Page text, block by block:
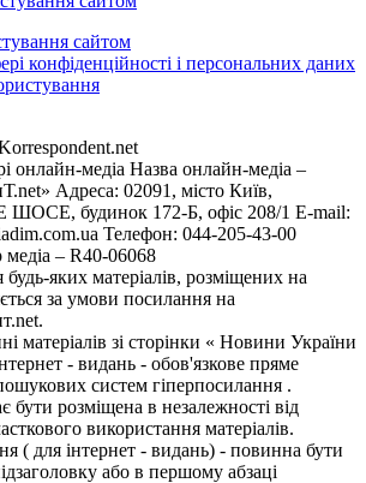
сайтом
конфіденційності і персональних даних
онлайн-медіа Назва онлайн-медіа –
Адреса: 02091, місто Київ,
будинок 172-Б, офіс 208/1 E-mail:
Телефон: 044-205-43-00
медіа – R40-06068
яких матеріалів, розміщених на
за умови посилання на
матеріалів зі сторінки « Новини України
- видань - обов'язкове пряме
систем гіперпосилання .
бути розміщена в незалежності від
використання матеріалів.
( для інтернет - видань) - повинна бути
або в першому абзаці